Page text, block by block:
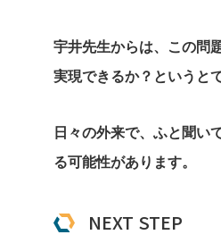
宇井先生からは、この問
実現できるか？というと
日々の外来で、ふと聞い
る可能性があります。
NEXT STEP